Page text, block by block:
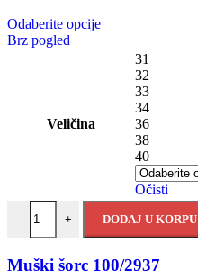
Odaberite opcije
Brz pogled
Veličina
31
32
33
34
36
38
40
Očisti
- + DODAJ U KORPU
Muški šorc 100/2937